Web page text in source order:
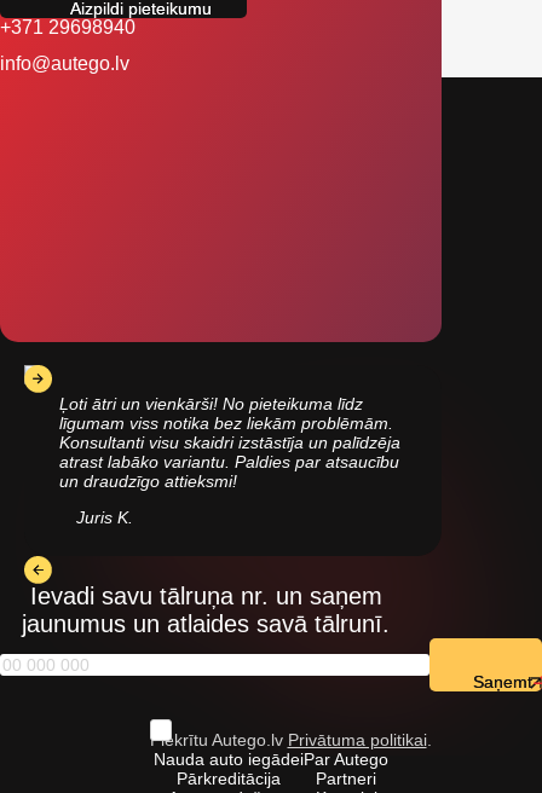
+371 29698940
info@autego.lv
Ļoti ātri un vienkārši! No pieteikuma līdz
līgumam viss notika bez liekām problēmām.
Konsultanti visu skaidri izstāstīja un palīdzēja
atrast labāko variantu. Paldies par atsaucību
un draudzīgo attieksmi!
Juris K.
Ievadi savu tālruņa nr. un saņem
jaunumus un atlaides savā tālrunī.
Piekrītu Autego.lv Privātuma politikai.
Nauda auto iegādei
Pārkreditācija
Par Autego
Partneri